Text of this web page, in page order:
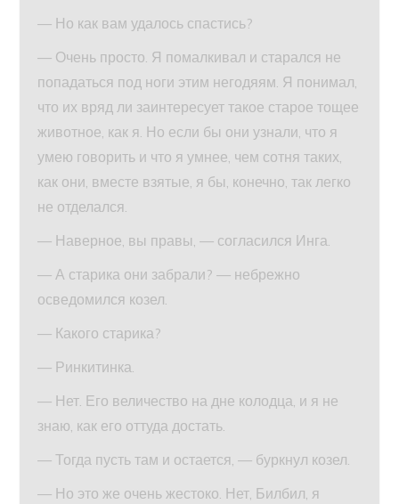
— Но как вам удалось спастись?
— Очень просто. Я помалкивал и старался не
попадаться под ноги этим негодяям. Я понимал,
что их вряд ли заинтересует такое старое тощее
животное, как я. Но если бы они узнали, что я
умею говорить и что я умнее, чем сотня таких,
как они, вместе взятые, я бы, конечно, так легко
не отделался.
— Наверное, вы правы, — согласился Инга.
— А старика они забрали? — небрежно
осведомился козел.
— Какого старика?
— Ринкитинка.
— Нет. Его величество на дне колодца, и я не
знаю, как его оттуда достать.
— Тогда пусть там и остается, — буркнул козел.
— Но это же очень жестоко. Нет, Билбил, я